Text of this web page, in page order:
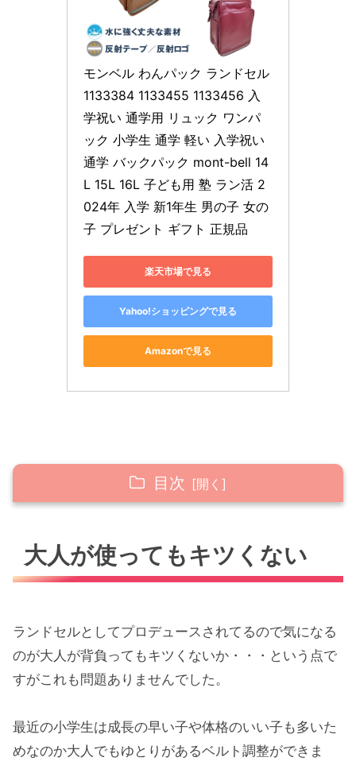
モンベル わんパック ランドセル
1133384 1133455 1133456 入
学祝い 通学用 リュック ワンパ
ック 小学生 通学 軽い 入学祝い
通学 バックパック mont-bell 14
L 15L 16L 子ども用 塾 ラン活 2
024年 入学 新1年生 男の子 女の
子 プレゼント ギフト 正規品
楽天市場で見る
Yahoo!ショッピングで見る
Amazonで見る
目次
収納量も十分
まとめ
大人が使ってもキツくない
ランドセルとしてプロデュースされてるので気になる
のが大人が背負ってもキツくないか・・・という点で
すがこれも問題ありませんでした。
最近の小学生は成長の早い子や体格のいい子も多いた
めなのか大人でもゆとりがあるベルト調整ができま